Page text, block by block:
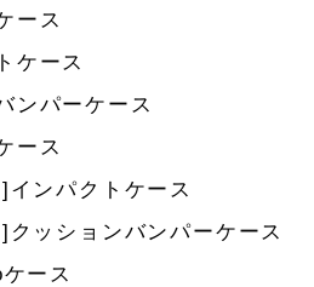
ース
ケース
ンパーケース
ース
インパクトケース
クッションバンパーケース
ース